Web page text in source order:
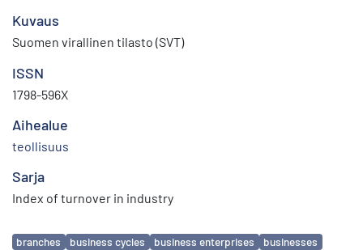
Kuvaus
Suomen virallinen tilasto (SVT)
ISSN
1798-596X
Aihealue
teollisuus
Sarja
Index of turnover in industry
Avainsanat
branches business cycles business enterprises
businesses